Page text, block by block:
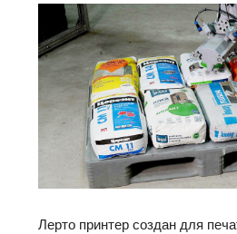
Лерто принтер создан для